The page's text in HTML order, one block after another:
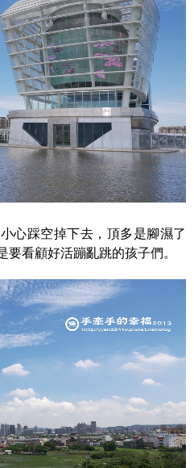
心踩空掉下去，頂多是腳濕了
看顧好活蹦亂跳的孩子們。